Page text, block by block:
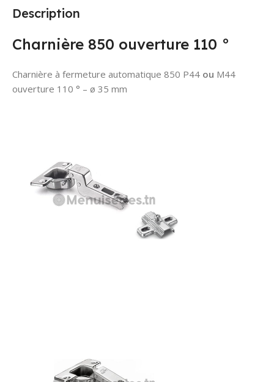
Description
Charnière 850 ouverture 110 °
Charnière à fermeture automatique 850 P44 ou M44
ouverture 110 ° – ø 35 mm